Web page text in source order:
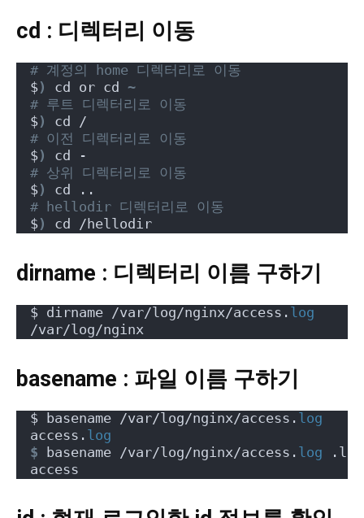
cd : 디렉터리 이동
# 계정의 home 디렉터리로 이동
$) cd or cd ~
# 루트 디렉터리로 이동
$)
cd /
# 이전 디렉터리로 이동
$)
cd -
# 상위 디렉터리로 이동
$)
cd ..
# hellodir 디렉터리로 이동
$) cd /hellodir
dirname : 디렉터리 이름 구하기
$ dirname /var/log/nginx/access. log
/var/log/nginx
basename : 파일 이름 구하기
$ basename /var/log/nginx/access. log
access. log
$ basename /var/log/nginx/access. log .log
access